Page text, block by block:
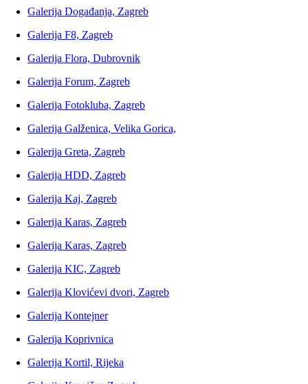
Galerija Događanja, Zagreb
Galerija F8, Zagreb
Galerija Flora, Dubrovnik
Galerija Forum, Zagreb
Galerija Fotokluba, Zagreb
Galerija Galženica, Velika Gorica,
Galerija Greta, Zagreb
Galerija HDD, Zagreb
Galerija Kaj, Zagreb
Galerija Karas, Zagreb
Galerija Karas, Zagreb
Galerija KIC, Zagreb
Galerija Klovićevi dvori, Zagreb
Galerija Kontejner
Galerija Koprivnica
Galerija Kortil, Rijeka